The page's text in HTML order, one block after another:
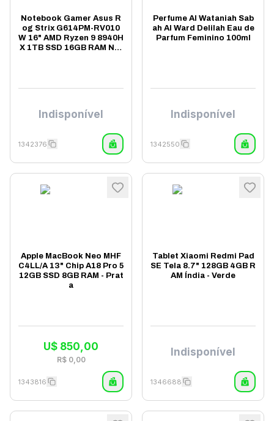
Notebook Gamer Asus R
og Strix G614PM-RV010
W 16" AMD Ryzen 9 8940H
X 1TB SSD 16GB RAM NVI
Indisponível
1342376
Perfume Al Wataniah Sab
ah Al Ward Delilah Eau de
Parfum Feminino 100ml
Indisponível
1342550
Apple MacBook Neo MHF
C4LL/A 13" Chip A18 Pro 5
12GB SSD 8GB RAM - Prat
a
U$ 850,00
R$ 0,00
1343816
Tablet Xiaomi Redmi Pad
SE Tela 8.7" 128GB 4GB R
AM Índia - Verde
Indisponível
1346688